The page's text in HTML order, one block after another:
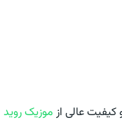
عالی از موزیک روید